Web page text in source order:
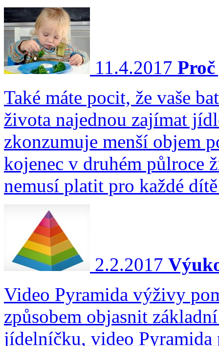
11.4.2017
Také máte pocit, že vaše
života najednou zajímat
zkonzumuje menší objem
kojenec v druhém půlroce
nemusí platit pro každé
2.2.2017
Video Pyramida výživy
způsobem objasnit
jídelníčku, video Pyramida